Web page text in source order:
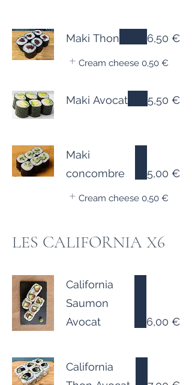
Maki Thon 6,50 €
Cream cheese 0,50 €
Maki Avocat 5,50 €
Maki
concombre
5,00 €
Cream cheese 0,50 €
LES CALIFORNIA X6
California
Saumon
Avocat
6,00 €
California